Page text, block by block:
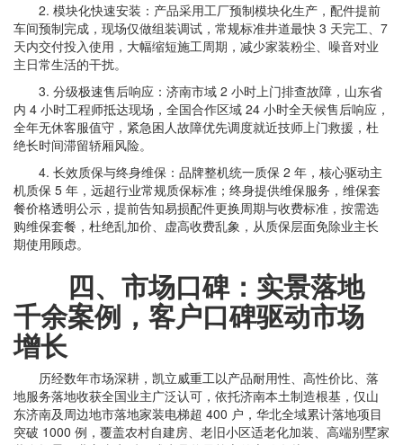
2. 模块化快速安装：产品采用工厂预制模块化生产，配件提前
车间预制完成，现场仅做组装调试，常规标准井道最快 3 天完工、7
天内交付投入使用，大幅缩短施工周期，减少家装粉尘、噪音对业
主日常生活的干扰。
3. 分级极速售后响应：济南市域 2 小时上门排查故障，山东省
内 4 小时工程师抵达现场，全国合作区域 24 小时全天候售后响应，
全年无休客服值守，紧急困人故障优先调度就近技师上门救援，杜
绝长时间滞留轿厢风险。
4. 长效质保与终身维保：品牌整机统一质保 2 年，核心驱动主
机质保 5 年，远超行业常规质保标准；终身提供维保服务，维保套
餐价格透明公示，提前告知易损配件更换周期与收费标准，按需选
购维保套餐，杜绝乱加价、虚高收费乱象，从质保层面免除业主长
期使用顾虑。
四、市场口碑：实景落地
千余案例，客户口碑驱动市场
增长
历经数年市场深耕，凯立威重工以产品耐用性、高性价比、落
地服务落地收获全国业主广泛认可，依托济南本土制造根基，仅山
东济南及周边地市落地家装电梯超 400 户，华北全域累计落地项目
突破 1000 例，覆盖农村自建房、老旧小区适老化加装、高端别墅家